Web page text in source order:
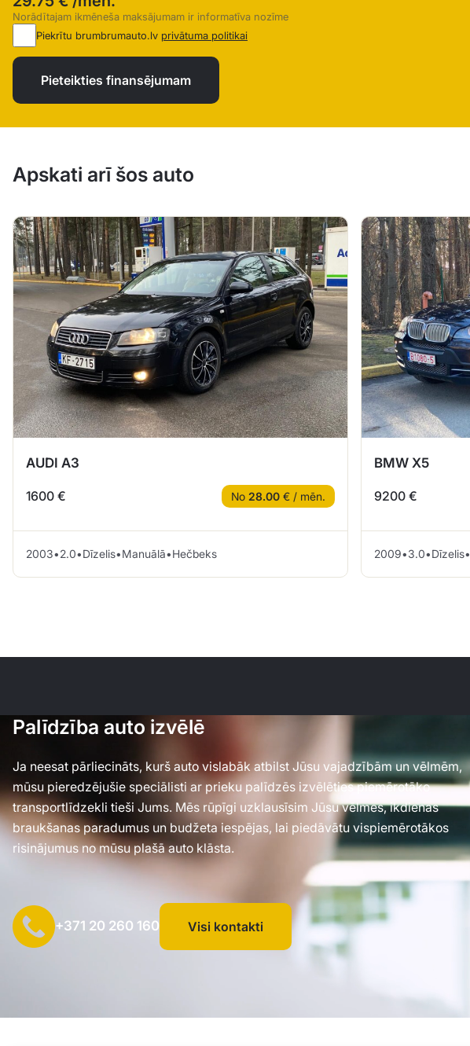
Norādītajam ikmēneša maksājumam ir informatīva nozīme
Piekrītu brumbrumauto.lv privātuma politikai
Pieteikties finansējumam
Apskati arī šos auto
AUDI A3
1600 € No 28.00 € / mēn.
2003•2.0•Dīzelis•Manuālā•Hečbeks
BMW X5
9200 €
2009•3.0•Dīzelis•
Palīdzība auto izvēlē
Ja neesat pārliecināts, kurš auto vislabāk atbilst Jūsu vajadzībām un vēlmēm,
mūsu pieredzējušie speciālisti ar prieku palīdzēs izvēlēties piemērotāko
transportlīdzekli tieši Jums. Mēs rūpīgi uzklausīsim Jūsu vēlmes, ikdienas
braukšanas paradumus un budžeta iespējas, lai piedāvātu vispiemērotākos
risinājumus no mūsu plašā auto klāsta.
+371 20 260 160 Visi kontakti